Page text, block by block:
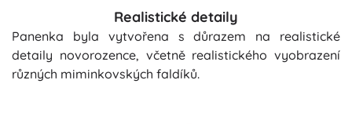
Realistické detaily
Panenka byla vytvořena s důrazem na realistické
detaily novorozence, včetně realistického vyobrazení
různých miminkovských faldíků.